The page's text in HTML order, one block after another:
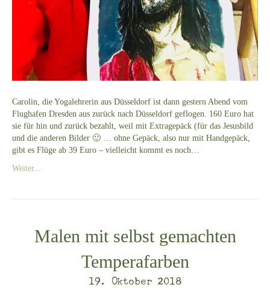
Carolin, die Yogalehrerin aus Düsseldorf ist dann gestern Abend vom
Flughafen Dresden aus zurück nach Düsseldorf geflogen. 160 Euro hat
sie für hin und zurück bezahlt, weil mit Extragepäck (für das Jesusbild
und die anderen Bilder 🙂 … ohne Gepäck, also nur mit Handgepäck,
gibt es Flüge ab 39 Euro – vielleicht kommt es noch…
Weiter...
Malen mit selbst gemachten
Temperafarben
19. Oktober 2018